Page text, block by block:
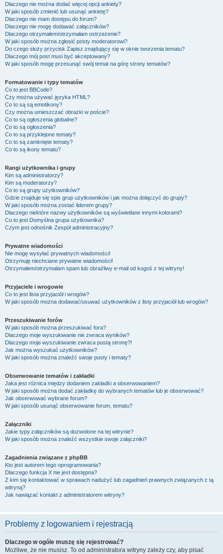
Dlaczego nie można dodać więcej opcji ankiety?
W jaki sposób zmienić lub usunąć ankietę?
Dlaczego nie mam dostępu do forum?
Dlaczego nie mogę dodawać załączników?
Dlaczego otrzymałem/otrzymałam ostrzeżenie?
W jaki sposób można zgłosić posty moderatorowi?
Do czego służy przycisk Zapisz znajdujący się w oknie tworzenia tematu?
Dlaczego mój post musi być akceptowany?
W jaki sposób mogę przesunąć swój temat na górę strony tematów?
Formatowanie i typy tematów
Co to jest BBCode?
Czy można używać języka HTML?
Co to są są emotikony?
Czy można umieszczać obrazki w poście?
Co to są ogłoszenia globalne?
Co to są ogłoszenia?
Co to są przyklejone tematy?
Co to są zamknięte tematy?
Co to są ikony tematu?
Rangi użytkownika i grupy
Kim są administratorzy?
Kim są moderatorzy?
Co to są grupy użytkowników?
Gdzie znajduje się spis grup użytkowników i jak można dołączyć do grupy?
W jaki sposób można zostać liderem grupy?
Dlaczego niektóre nazwy użytkowników są wyświetlane innymi kolorami?
Co to jest Domyślna grupa użytkownika?
Czym jest odnośnik Zespół administracyjny?
Prywatne wiadomości
Nie mogę wysyłać prywatnych wiadomości!
Otrzymuję niechciane prywatne wiadomości!
Otrzymałem/otrzymałam spam lub obraźliwy e-mail od kogoś z tej witryny!
Przyjaciele i wrogowie
Co to jest lista przyjaciół i wrogów?
W jaki sposób można dodawać/usuwać użytkowników z listy przyjaciół lub wrogów?
Przeszukiwanie forów
W jaki sposób można przeszukiwać fora?
Dlaczego moje wyszukiwanie nie zwraca wyników?
Dlaczego moje wyszukiwanie zwraca pustą stronę?!
Jak można wyszukać użytkowników?
W jaki sposób można znaleźć swoje posty i tematy?
Obserwowanie tematów i zakładki
Jaka jest różnica między dodaniem zakładki a obserwowaniem?
W jaki sposób można dodać zakładkę do wybranych tematów lub je obserwować?
Jak obserwować wybrane forum?
W jaki sposób usunąć obserwowanie forum, tematu?
Załączniki
Jakie typy załączników są dozwolone na tej witrynie?
W jaki sposób można znaleźć wszystkie swoje załączniki?
Zagadnienia związane z phpBB
Kto jest autorem tego oprogramowania?
Dlaczego funkcja X nie jest dostępna?
Z kim się kontaktować w sprawach nadużyć lub zagadnień prawnych związanych z tą
witryną?
Jak nawiązać kontakt z administratorem witryny?
Problemy z logowaniem i rejestracją
Dlaczego w ogóle muszę się rejestrować?
Możliwe, że nie musisz. To od administratora witryny zależy czy, aby pisać